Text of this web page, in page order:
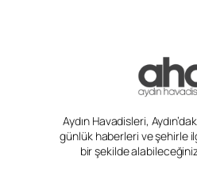
Aydın Havadisleri,
günlük haberleri ve şehirle
bir şekilde